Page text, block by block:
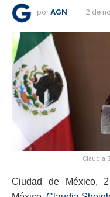
por AGN 2 de
Claudia
Ciudad de México,